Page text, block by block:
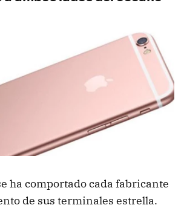
ha comportado cada fabricante
de sus terminales estrella.